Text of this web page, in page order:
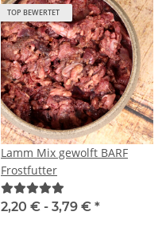
TOP BEWERTET
Lamm Mix gewolft BARF
Frostfutter
2,20 € - 3,79 € *